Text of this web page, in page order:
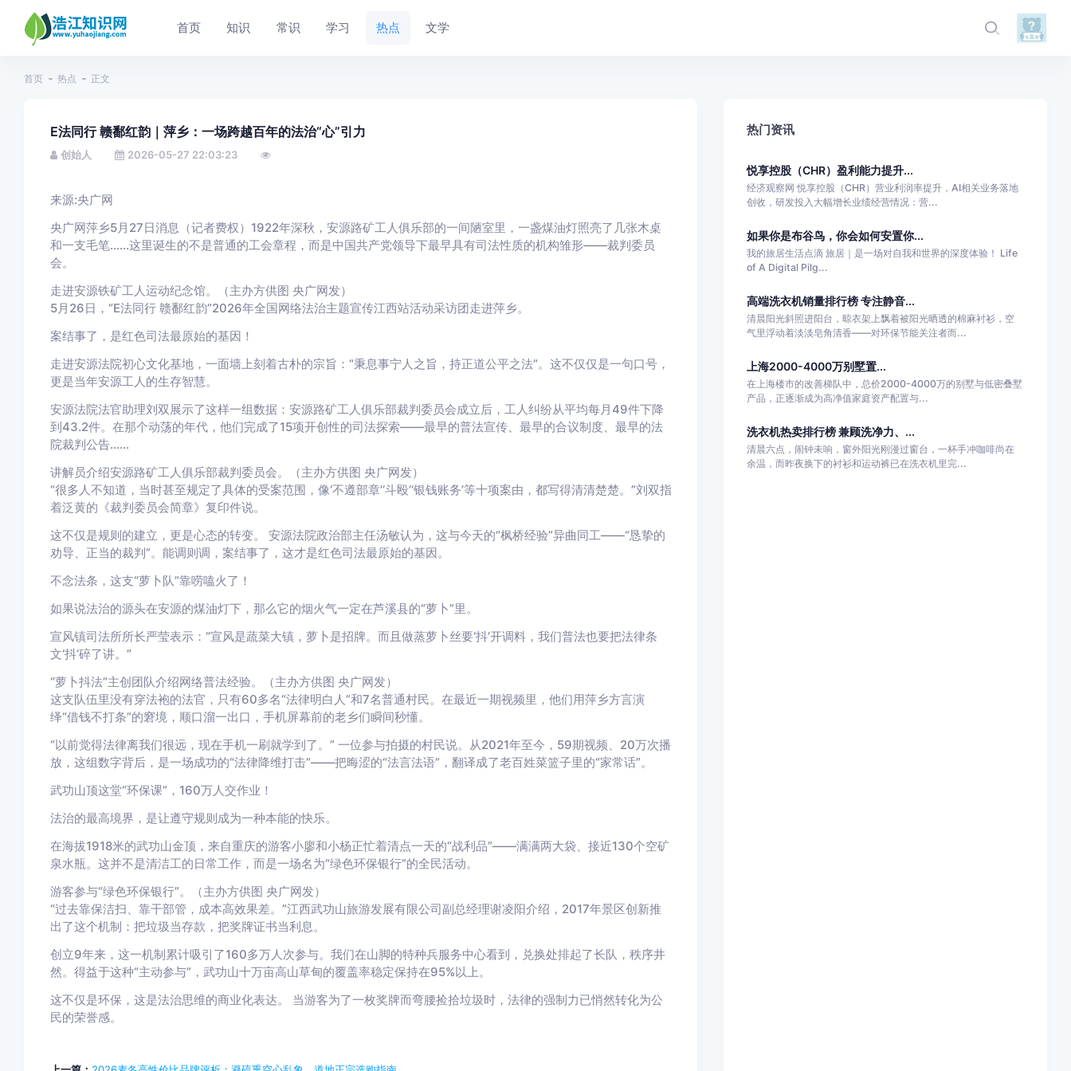
首页 知识 常识 学习 热点 文学
首页 热点 正文
E法同行 赣鄱红韵｜萍乡：一场跨越百年的法治“心”引力
创始人 2026-05-27 22:03:23
来源:央广网
央广网萍乡5月27日消息 （记者费权）1922年深秋，安源路矿工人俱乐部的一间陋室里，一盏煤油灯照亮了几张木桌
和一支毛笔……这里诞生的不是普通的工会章程，而是中国共产党领导下最早具有司法性质的机构雏形——裁判委员
会。
走进安源铁矿工人运动纪念馆。（主办方供图 央广网发）
5月26日，“E法同行 赣鄱红韵”2026年全国网络法治主题宣传江西站活动采访团走进萍乡。
案结事了，是红色司法最原始的基因！
走进安源法院初心文化基地，一面墙上刻着古朴的宗旨：“秉息事宁人之旨，持正道公平之法”。这不仅仅是一句口号，
更是当年安源工人的生存智慧。
安源法院法官助理刘双展示了这样一组数据：安源路矿工人俱乐部裁判委员会成立后，工人纠纷从平均每月49件下降
到43.2件。在那个动荡的年代，他们完成了15项开创性的司法探索——最早的普法宣传、最早的合议制度、最早的法
院裁判公告……
讲解员介绍安源路矿工人俱乐部裁判委员会。（主办方供图 央广网发）
“很多人不知道，当时甚至规定了具体的受案范围，像‘不遵部章’‘斗殴’‘银钱账务’等十项案由，都写得清清楚楚。”刘双指
着泛黄的《裁判委员会简章》复印件说。
这不仅是规则的建立，更是心态的转变。 安源法院政治部主任汤敏认为，这与今天的“枫桥经验”异曲同工——“恳挚的
劝导、正当的裁判”。能调则调，案结事了，这才是红色司法最原始的基因。
不念法条，这支“萝卜队”靠唠嗑火了！
如果说法治的源头在安源的煤油灯下，那么它的烟火气一定在芦溪县的“萝卜”里。
宣风镇司法所所长严莹表示：“宣风是蔬菜大镇，萝卜是招牌。而且做蒸萝卜丝要‘抖’开调料，我们普法也要把法律条
文‘抖’碎了讲。”
“萝卜抖法”主创团队介绍网络普法经验。（主办方供图 央广网发）
这支队伍里没有穿法袍的法官，只有60多名“法律明白人”和7名普通村民。在最近一期视频里，他们用萍乡方言演
绎“借钱不打条”的窘境，顺口溜一出口，手机屏幕前的老乡们瞬间秒懂。
“以前觉得法律离我们很远，现在手机一刷就学到了。” 一位参与拍摄的村民说。从2021年至今，59期视频、20万次播
放，这组数字背后，是一场成功的“法律降维打击”——把晦涩的“法言法语”，翻译成了老百姓菜篮子里的“家常话”。
武功山顶这堂“环保课”，160万人交作业！
法治的最高境界，是让遵守规则成为一种本能的快乐。
在海拔1918米的武功山金顶，来自重庆的游客小廖和小杨正忙着清点一天的“战利品”——满满两大袋、接近130个空矿
泉水瓶。这并不是清洁工的日常工作，而是一场名为“绿色环保银行”的全民活动。
游客参与“绿色环保银行”。（主办方供图 央广网发）
“过去靠保洁扫、靠干部管，成本高效果差。”江西武功山旅游发展有限公司副总经理谢凌阳介绍，2017年景区创新推
出了这个机制：把垃圾当存款，把奖牌证书当利息。
创立9年来，这一机制累计吸引了160多万人次参与。我们在山脚的特种兵服务中心看到，兑换处排起了长队，秩序井
然。得益于这种“主动参与”，武功山十万亩高山草甸的覆盖率稳定保持在95%以上。
这不仅是环保，这是法治思维的商业化表达。 当游客为了一枚奖牌而弯腰捡拾垃圾时，法律的强制力已悄然转化为公
民的荣誉感。
热门资讯
悦享控股（CHR）盈利能力提升...
经济观察网 悦享控股（CHR）营业利润率提升，AI相关业务落地
创收，研发投入大幅增长业绩经营情况：营...
如果你是布谷鸟，你会如何安置你...
我的旅居生活点滴 旅居｜是一场对自我和世界的深度体验！ Life
of A Digital Pilg...
高端洗衣机销量排行榜 专注静音...
清晨阳光斜照进阳台，晾衣架上飘着被阳光晒透的棉麻衬衫，空
气里浮动着淡淡皂角清香——对环保节能关注者而...
上海2000-4000万别墅置...
在上海楼市的改善梯队中，总价2000-4000万的别墅与低密叠墅
产品，正逐渐成为高净值家庭资产配置与...
洗衣机热卖排行榜 兼顾洗净力、...
清晨六点，闹钟未响，窗外阳光刚漫过窗台，一杯手冲咖啡尚在
余温，而昨夜换下的衬衫和运动裤已在洗衣机里完...